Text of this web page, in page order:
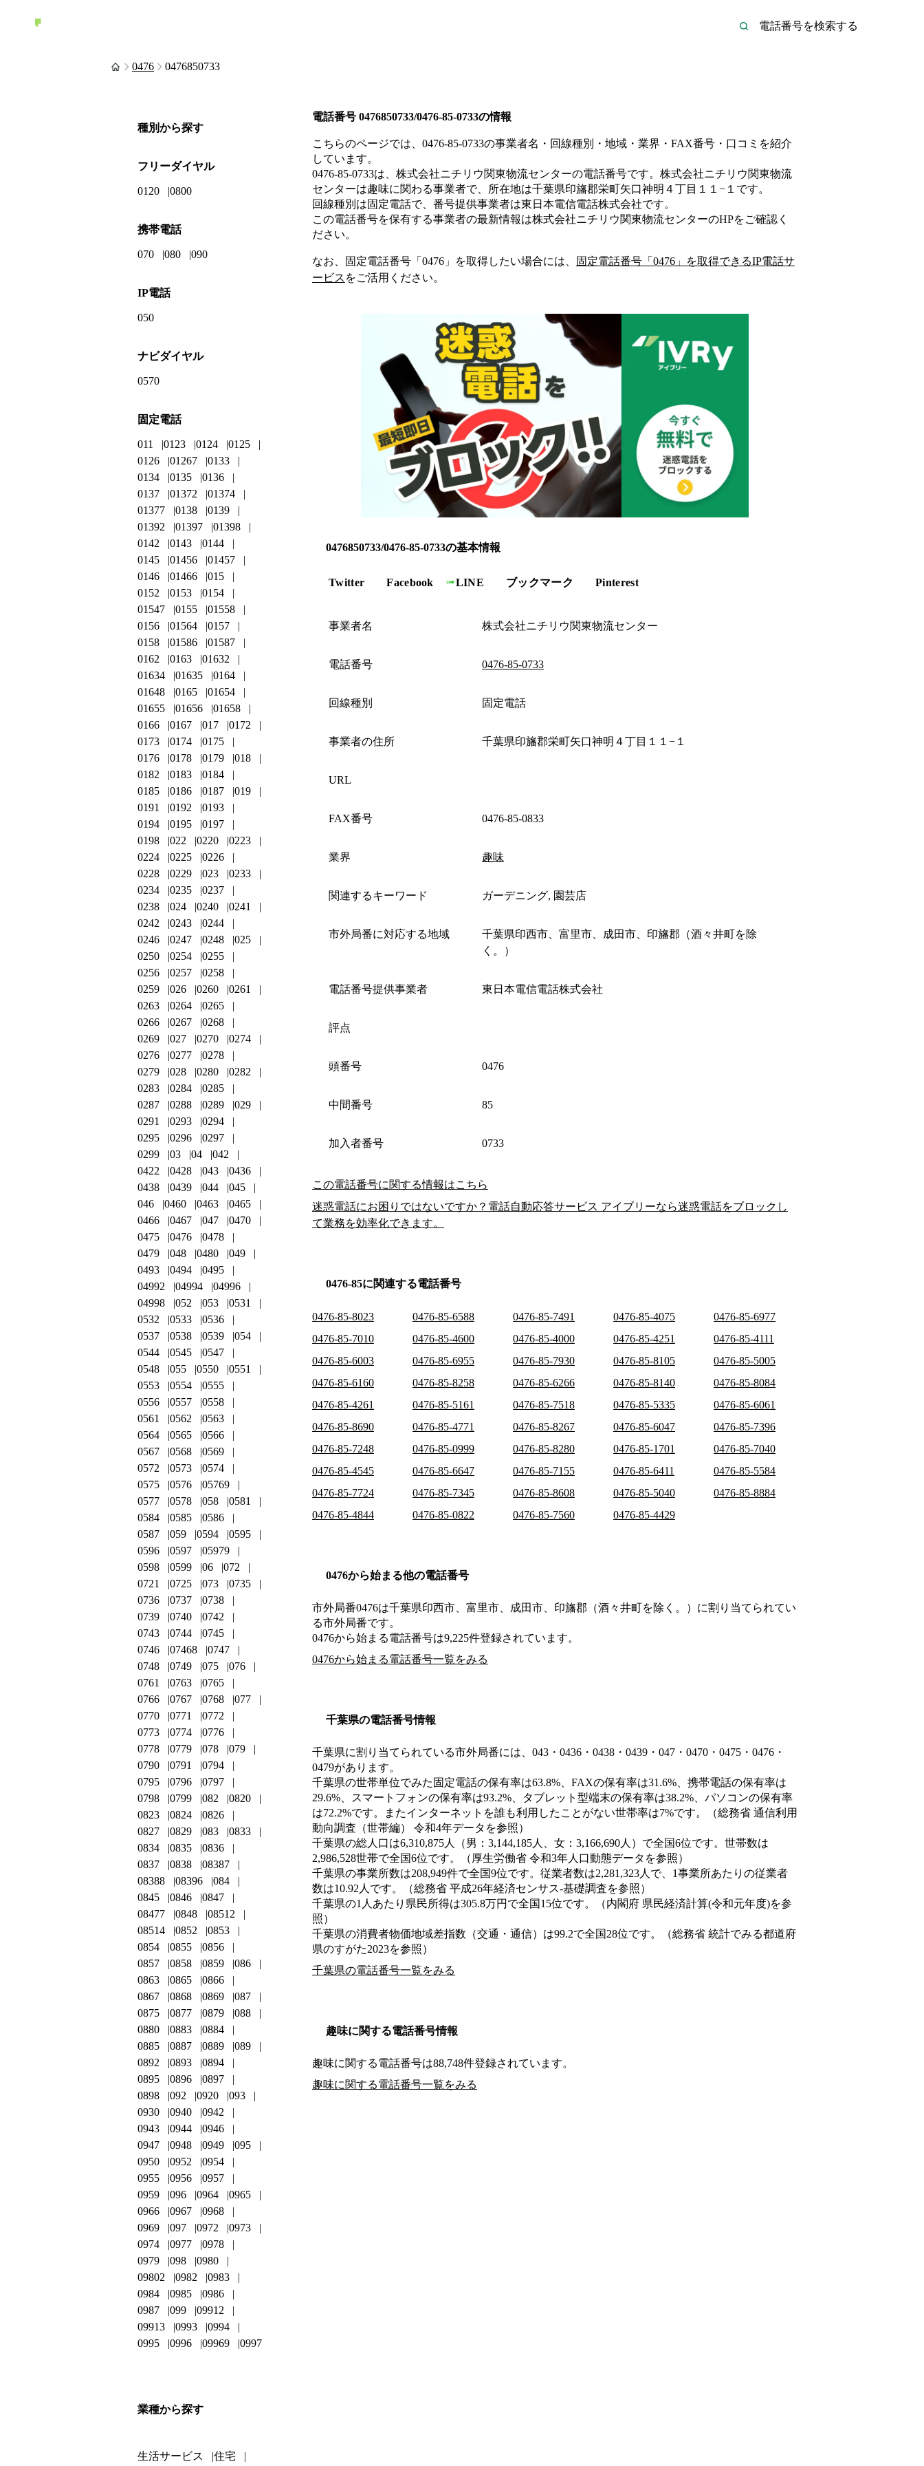
0476 0476850733
電話番号 0476850733/0476-85-0733の情報
こちらのページでは、 0476-85-0733の事業者名・回線種別・地域・業界・FAX番号・口コミを紹介
しています。
0476-85-0733は、 株式会社ニチリウ関東物流センターの電話番号です。 株式会社ニチリウ関東物流
センターは趣味に関わる事業者で、所在地は千葉県印旛郡栄町矢口神明４丁目１１−１ です。
回線種別は固定電話で、番号提供事業者は東日本電信電話株式会社です。
この電話番号を保有する事業者の最新情報は株式会社ニチリウ関東物流センターのHPをご確認く
ださい。
なお、固定電話番号「 0476 」を取得したい場合には、 固定電話番号「 0476 」を取得できるIP電話サ
ービス をご活用ください。
0476850733/0476-85-0733の基本情報
Twitter Facebook LINE ブックマーク Pinterest
事業者名 株式会社ニチリウ関東物流センター
電話番号 0476-85-0733
回線種別 固定電話
事業者の住所 千葉県印旛郡栄町矢口神明４丁目１１−１
URL
FAX番号 0476-85-0833
業界 趣味
関連するキーワード ガーデニング, 園芸店
市外局番に対応する地域
千葉県印西市、富里市、成田市、印旛郡（酒々井町を除
く。）
電話番号提供事業者 東日本電信電話株式会社
評点
頭番号 0476
中間番号 85
加入者番号 0733
この電話番号に関する情報はこちら
迷惑電話にお困りではないですか？電話自動応答サービス アイブリーなら迷惑電話をブロックし
て業務を効率化できます。
0476-85に関連する電話番号
0476-85-8023 0476-85-6588 0476-85-7491 0476-85-4075
0476-85-6977
0476-85-7010
0476-85-4600 0476-85-4000 0476-85-4251
0476-85-4111
0476-85-6003
0476-85-6955 0476-85-7930 0476-85-8105
0476-85-5005
0476-85-6160
0476-85-8258 0476-85-6266 0476-85-8140
0476-85-8084
0476-85-4261
0476-85-5161 0476-85-7518 0476-85-5335
0476-85-6061
0476-85-8690
0476-85-4771 0476-85-8267 0476-85-6047
0476-85-7396
0476-85-7248
0476-85-0999 0476-85-8280 0476-85-1701
0476-85-7040
0476-85-4545
0476-85-6647 0476-85-7155 0476-85-6411
0476-85-5584
0476-85-7724
0476-85-7345 0476-85-8608 0476-85-5040
0476-85-8884
0476-85-4844
0476-85-0822 0476-85-7560 0476-85-4429
0476から始まる他の電話番号
市外局番0476は千葉県印西市、富里市、成田市、印旛郡（酒々井町を除く。） に割り当てられてい
る市外局番です。
0476から始まる電話番号は9,225件登録されています。
0476から始まる電話番号一覧をみる
千葉県の電話番号情報
千葉県に割り当てられている市外局番には、043・0436・0438・0439・047・0470・0475・0476・
0479があります。
千葉県の世帯単位でみた固定電話の保有率は63.8%、FAXの保有率は31.6%、携帯電話の保有率は
29.6%、スマートフォンの保有率は93.2%、タブレット型端末の保有率は38.2%、パソコンの保有率
は72.2%です。またインターネットを誰も利用したことがない世帯率は7%です。（総務省 通信利用
動向調査（世帯編） 令和4年データを参照）
千葉県の総人口は6,310,875人（男：3,144,185人、女：3,166,690人）で全国6位です。世帯数は
2,986,528世帯で全国6位です。（厚生労働省 令和3年人口動態データを参照）
千葉県の事業所数は208,949件で全国9位です。従業者数は2,281,323人で、1事業所あたりの従業者
数は10.92人です。（総務省 平成26年経済センサス‐基礎調査を参照）
千葉県の1人あたり県民所得は305.8万円で全国15位です。（内閣府 県民経済計算(令和元年度)を参
照）
千葉県の消費者物価地域差指数（交通・通信）は99.2で全国28位です。（総務省 統計でみる都道府
県のすがた2023を参照）
千葉県の電話番号一覧をみる
趣味に関する電話番号情報
趣味に関する電話番号は88,748件登録されています。
趣味に関する電話番号一覧をみる
種別から探す
フリーダイヤル
0120 0800
携帯電話
070 080 090
IP電話
050
ナビダイヤル
0570
固定電話
011 0123 0124
0125
0126
01267
0133
0134
0135
0136
0137
01372
01374
01377
0138
0139
01392
01397
01398
0142
0143
0144
0145
01456
01457
0146
01466
015
0152
0153
0154
01547
0155
01558
0156
01564
0157
0158
01586
01587
0162
0163
01632
01634
01635
0164
01648
0165
01654
01655
01656
01658
0166
0167 017
0172
0173
0174
0175
0176
0178 0179
018
0182
0183
0184
0185
0186 0187
019
0191
0192
0193
0194
0195
0197
0198
022 0220
0223
0224
0225
0226
0228
0229 023
0233
0234
0235
0237
0238
024 0240
0241
0242
0243
0244
0246
0247 0248
025
0250
0254
0255
0256
0257
0258
0259
026 0260
0261
0263
0264
0265
0266
0267
0268
0269
027 0270
0274
0276
0277
0278
0279
028 0280
0282
0283
0284
0285
0287
0288 0289
029
0291
0293
0294
0295
0296
0297
0299
03 04
042
0422
0428 043
0436
0438
0439 044
045
046
0460 0463
0465
0466
0467 047
0470
0475
0476
0478
0479
048 0480
049
0493
0494
0495
04992
04994
04996
04998
052 053
0531
0532
0533
0536
0537
0538 0539
054
0544
0545
0547
0548
055 0550
0551
0553
0554
0555
0556
0557
0558
0561
0562
0563
0564
0565
0566
0567
0568
0569
0572
0573
0574
0575
0576
05769
0577
0578 058
0581
0584
0585
0586
0587
059 0594
0595
0596
0597
05979
0598
0599 06
072
0721
0725 073
0735
0736
0737
0738
0739
0740
0742
0743
0744
0745
0746
07468
0747
0748
0749 075
076
0761
0763
0765
0766
0767 0768
077
0770
0771
0772
0773
0774
0776
0778
0779 078
079
0790
0791
0794
0795
0796
0797
0798
0799 082
0820
0823
0824
0826
0827
0829 083
0833
0834
0835
0836
0837
0838
08387
08388
08396
084
0845
0846
0847
08477
0848
08512
08514
0852
0853
0854
0855
0856
0857
0858 0859
086
0863
0865
0866
0867
0868 0869
087
0875
0877 0879
088
0880
0883
0884
0885
0887 0889
089
0892
0893
0894
0895
0896
0897
0898
092 0920
093
0930
0940
0942
0943
0944
0946
0947
0948 0949
095
0950
0952
0954
0955
0956
0957
0959
096 0964
0965
0966
0967
0968
0969
097 0972
0973
0974
0977
0978
0979
098
0980
09802
0982
0983
0984
0985
0986
0987
099
09912
09913
0993
0994
0995
0996 09969 0997
業種から探す
生活サービス 住宅